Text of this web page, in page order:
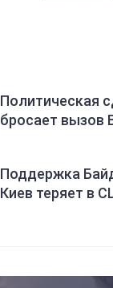
Политическая
бросает вызов
Поддержка
Киев теряет в